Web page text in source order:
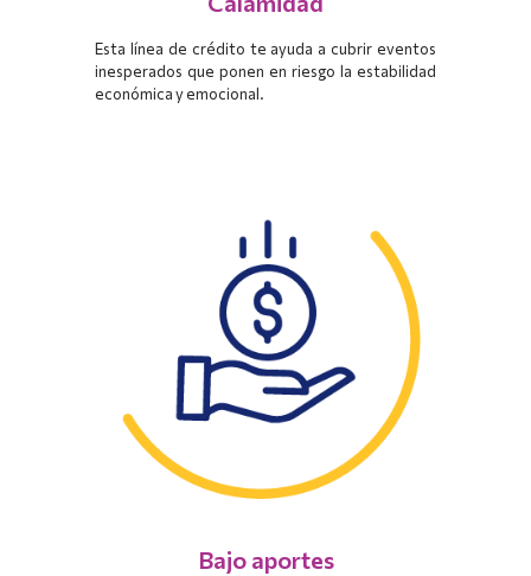
Esta línea de crédito te ayuda a cubrir eventos
inesperados que ponen en riesgo la estabilidad
económica y emocional.
Bajo aportes